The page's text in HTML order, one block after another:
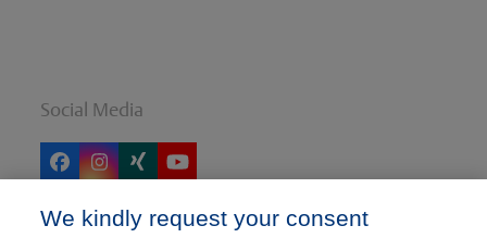
Social Media
FacebookInstagram
XingYouTube
We kindly request your consent